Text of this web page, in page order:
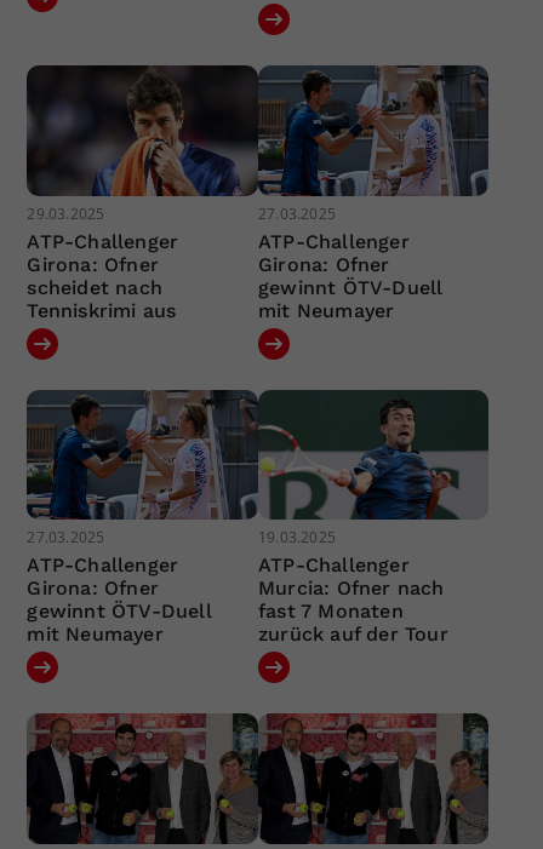
29.03.2025
ATP-Challenger
Girona: Ofner
scheidet nach
Tenniskrimi aus
27.03.2025
ATP-Challenger
Girona: Ofner
gewinnt ÖTV-Duell
mit Neumayer
27.03.2025
ATP-Challenger
Girona: Ofner
gewinnt ÖTV-Duell
mit Neumayer
19.03.2025
ATP-Challenger
Murcia: Ofner nach
fast 7 Monaten
zurück auf der Tour